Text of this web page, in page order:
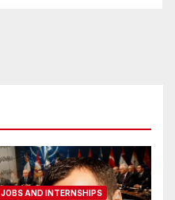
JOBS AND INTERNSHIPS